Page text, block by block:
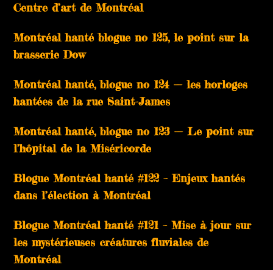
Centre d’art de Montréal
Montréal hanté blogue no 125, le point sur la
brasserie Dow
Montréal hanté, blogue no 124 — les horloges
hantées de la rue Saint-James
Montréal hanté, blogue no 123 — Le point sur
l’hôpital de la Miséricorde
Blogue Montréal hanté #122 – Enjeux hantés
dans l’élection à Montréal
Blogue Montréal hanté #121 – Mise à jour sur
les mystérieuses créatures fluviales de
Montréal